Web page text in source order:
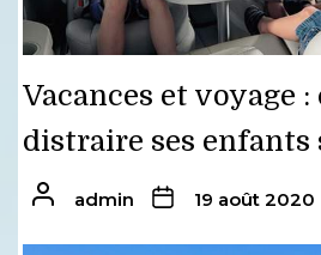
Vacances et voyage
distraire ses enfants
admin 19 août 2020